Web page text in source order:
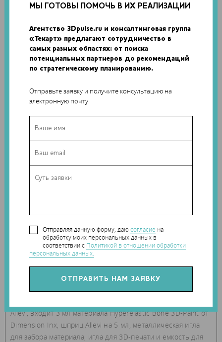
МЫ ГОТОВЫ ПОМОЧЬ В ИХ РЕАЛИЗАЦИИ
Агентство 3Dpulse.ru и консалтинговая группа
«Текарт» предлагают сотрудничество в
самых разных областях: от поиска
потенциальных партнеров до рекомендаций
по стратегическому планированию.
Отправьте заявку и получите консультацию на
электронную почту.
Отправляя данную форму, даюсогласие на
обработку моих персональных данных в
соответствии с Политикой в отношении обработки
персональных данных.
остаются интересной перспективой, недостаточно
реализованной в практических проектах. В свою очередь,
Hyperelastic Bone от Dimension Inx – это яркий пример
того, как продвинутые биоматериалы могут существенно
улучшить качество жизни многих людей.
Allevi, входит 3 мл материала Hyperelastic Bone 3D-Paint от
Dimension Inx, шприц Allevi на 5 мл, металлическая игла
для забора материала, игла для 3D-печати и емкость для